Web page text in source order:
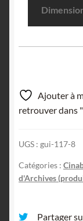
Ajouter à
retrouver dans
UGS : gui-117-8
Catégories :
d'Archives
Partager